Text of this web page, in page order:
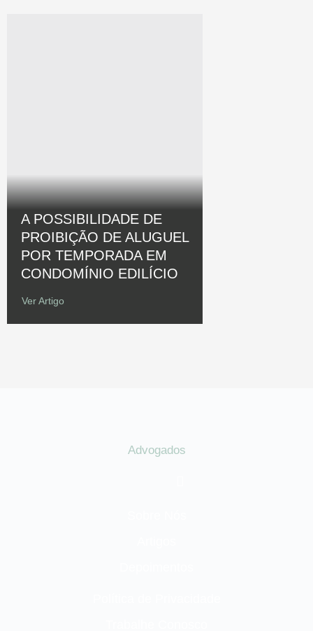
A POSSIBILIDADE DE
PROIBIÇÃO DE ALUGUEL
POR TEMPORADA EM
CONDOMÍNIO EDILÍCIO
Ver Artigo
Advogados